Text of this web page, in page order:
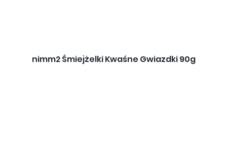
nimm2 Śmiejżelki Kwaśne Gwiazdki 90g